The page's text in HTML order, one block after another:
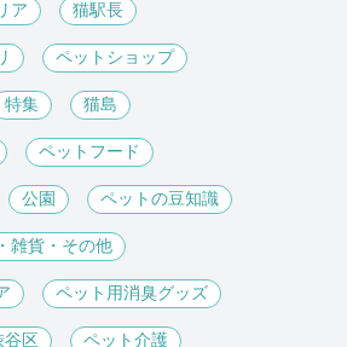
ア 猫駅長
ペットショップ
特集 猫島
ペットフード
公園 ペットの豆知識
雑貨・その他
ペット用消臭グッズ
谷区 ペット介護